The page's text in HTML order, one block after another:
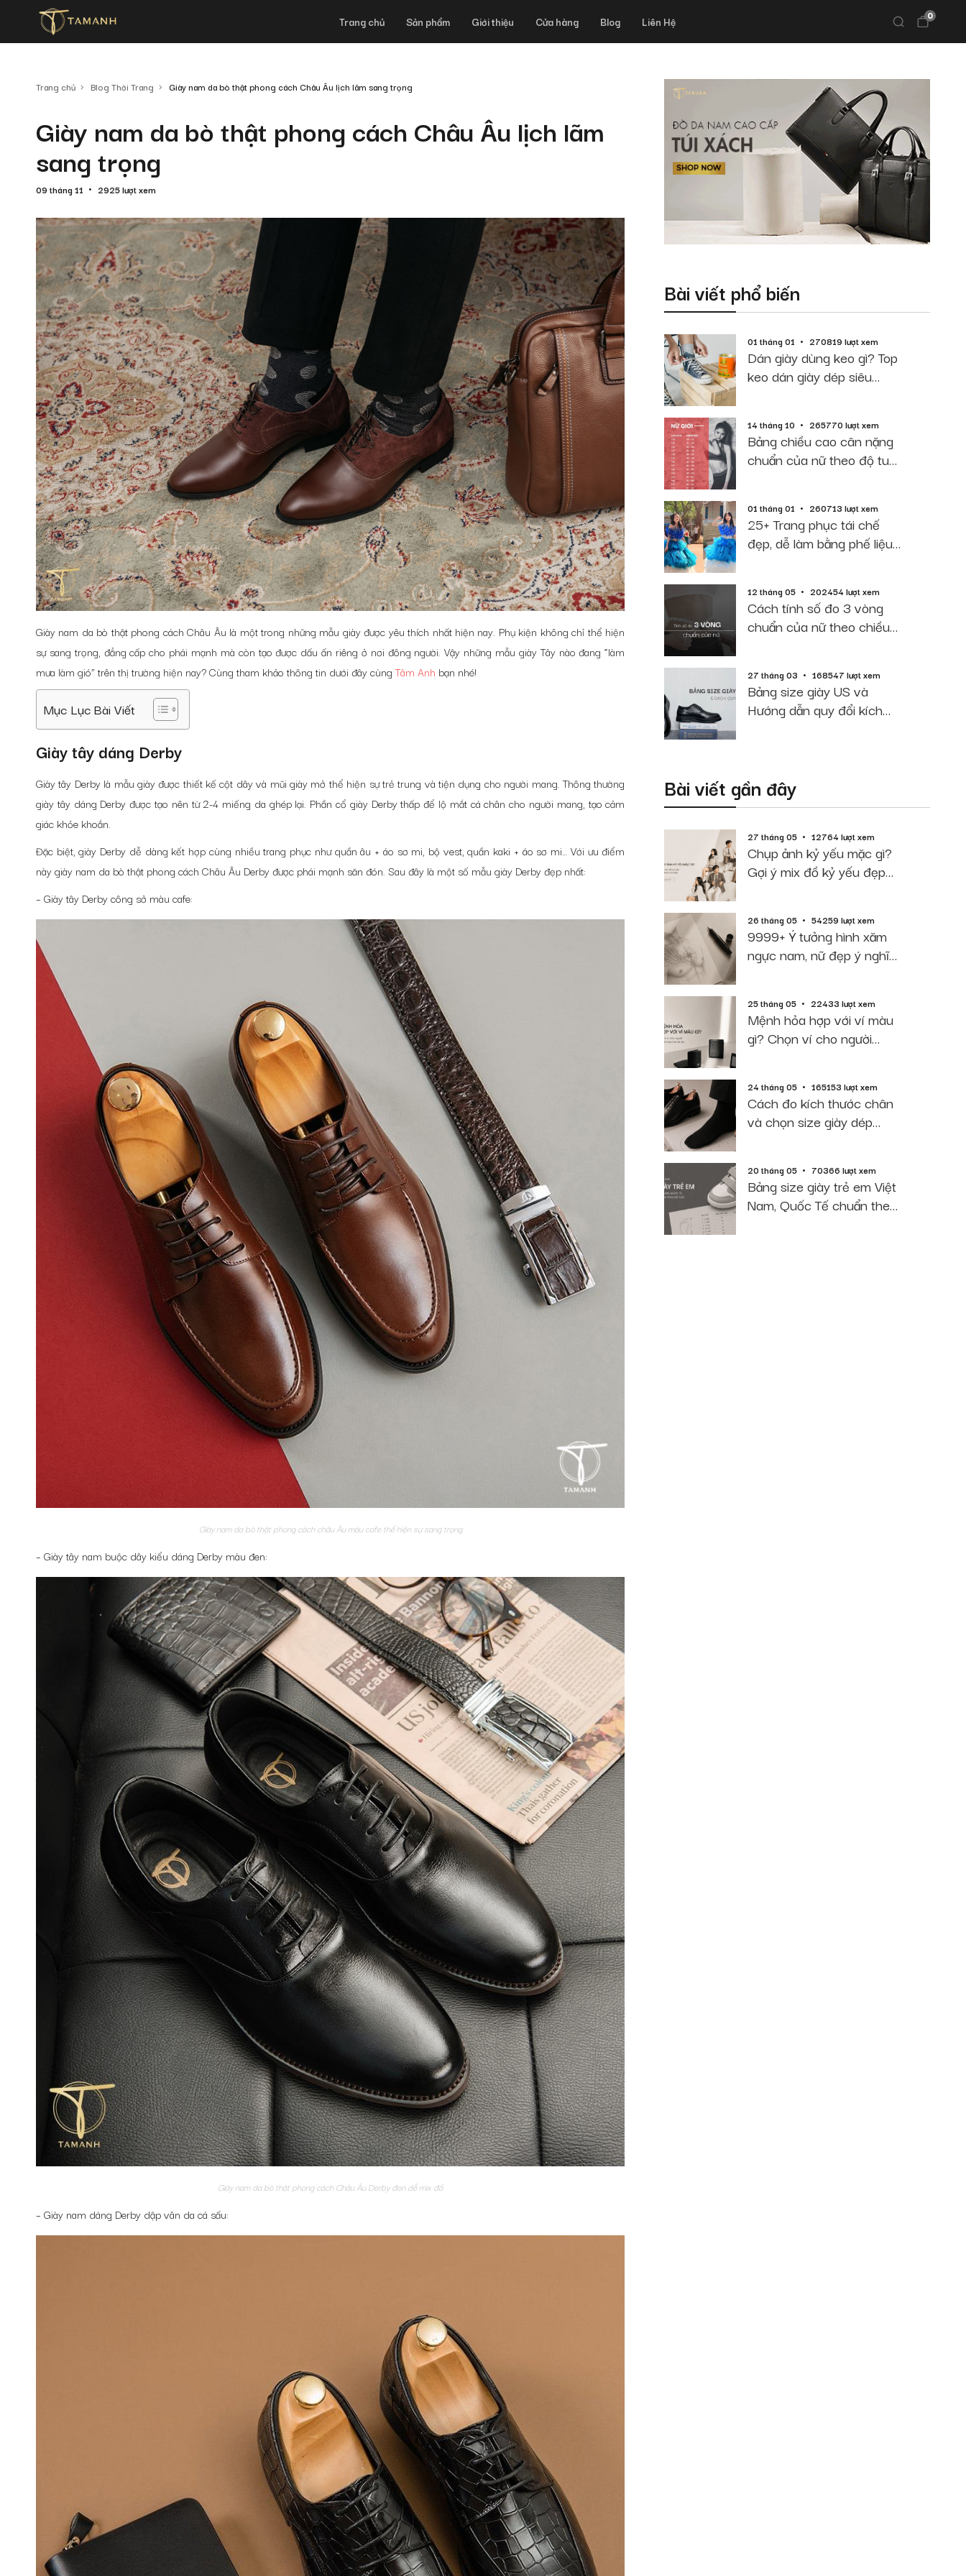
Trang chủ Sản phẩm Giới thiệu Cửa hàng Blog Liên Hệ 0
Trang chủ Blog Thời Trang Giày nam da bò thật phong cách Châu Âu lịch lãm sang trọng
Giày nam da bò thật phong cách Châu Âu lịch lãm
sang trọng
09 tháng 11 2925 lượt xem
Giày nam da bò thật phong cách Châu Âu là một trong những mẫu giày được yêu thích nhất hiện nay. Phụ kiện không chỉ thể hiện
sự sang trọng, đẳng cấp cho phái mạnh mà còn tạo được dấu ấn riêng ở nơi đông người. Vậy những mẫu giày Tây nào đang “làm
mưa làm gió” trên thị trường hiện nay? Cùng tham khảo thông tin dưới đây cùng Tâm Anh bạn nhé!
Mục Lục Bài Viết
Giày tây dáng Derby
Giày tây Derby là mẫu giày được thiết kế cột dây và mũi giày mở thể hiện sự trẻ trung và tiện dụng cho người mang. Thông thường
giày tây dáng Derby được tạo nên từ 2-4 miếng da ghép lại. Phần cổ giày Derby thấp để lộ mắt cá chân cho người mang, tạo cảm
giác khỏe khoắn.
Đặc biệt, giày Derby dễ dàng kết hợp cùng nhiều trang phục như quần âu + áo sơ mi, bộ vest, quần kaki + áo sơ mi… Với ưu điểm
này giày nam da bò thật phong cách Châu Âu Derby được phái mạnh săn đón. Sau đây là một số mẫu giày Derby đẹp nhất:
– Giày tây Derby công sở màu cafe:
Giày nam da bò thật phong cách châu Âu màu cafe thể hiện sự sang trọng
– Giày tây nam buộc dây kiểu dáng Derby màu đen:
Giày nam da bò thật phong cách Châu Âu Derby đen dễ mix đồ
– Giày nam dáng Derby dập vân da cá sấu:
Bài viết phổ biến
01 tháng 01 270819 lượt xem
Dán giày dùng keo gì? Top
keo dán giày dép siêu
14 tháng 10 265770 lượt xem
Bảng chiều cao cân nặng
chuẩn của nữ theo độ tuổi
01 tháng 01 260713 lượt xem
25+ Trang phục tái chế
đẹp, dễ làm bằng phế liệu
12 tháng 05 202454 lượt xem
Cách tính số đo 3 vòng
chuẩn của nữ theo chiều
27 tháng 03 168547 lượt xem
Bảng size giày US và
Hướng dẫn quy đổi kích
Bài viết gần đây
27 tháng 05 12764 lượt xem
Chụp ảnh kỷ yếu mặc gì?
Gợi ý mix đồ kỷ yếu đẹp
26 tháng 05 54259 lượt xem
9999+ Ý tưởng hình xăm
ngực nam, nữ đẹp ý nghĩa
25 tháng 05 22433 lượt xem
Mệnh hỏa hợp với ví màu
gì? Chọn ví cho người
24 tháng 05 165153 lượt xem
Cách đo kích thước chân
và chọn size giày dép
20 tháng 05 70366 lượt xem
Bảng size giày trẻ em Việt
Nam, Quốc Tế chuẩn theo